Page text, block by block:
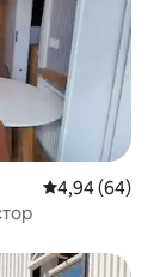
Просечна
4,94 (64)